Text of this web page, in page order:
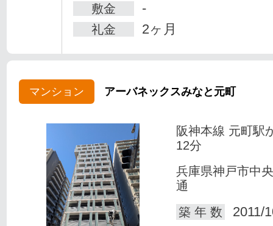
敷金 -
礼金 2ヶ月
マンション アーバネックスみなと元町
阪神本線 元町駅
12分
兵庫県神戸市中
通
築 年 数
2011/